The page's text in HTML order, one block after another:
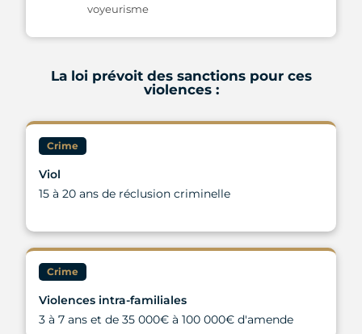
voyeurisme
La loi prévoit des sanctions pour ces
violences :
Crime
Viol
15 à 20 ans de réclusion criminelle
Crime
Violences intra-familiales
3 à 7 ans et de 35 000€ à 100 000€ d'amende